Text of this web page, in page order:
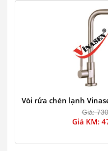
Vòi rửa chén lạnh
Giá:
Giá KM: